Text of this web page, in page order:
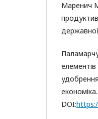
Маренич
DOI: